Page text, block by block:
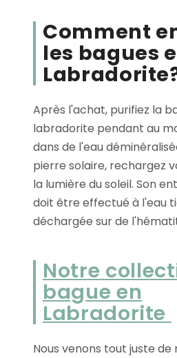
Comment
les bagues
Après l'achat, purifiez la
labradorite pendant au
dans de l'eau
pierre solaire, rechargez
la lumière du soleil. Son
doit être effectué à l'eau
déchargée sur de
Notre
bague en
Labradorite
Nous venons tout juste